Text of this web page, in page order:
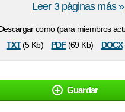
como (para miembros
txt(5 Kb) pdf (69 Kb) docx
Leer 3 páginas más »
Guardar